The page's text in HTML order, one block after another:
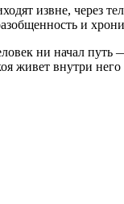
извне, через
и
ни начал
живет внутри него